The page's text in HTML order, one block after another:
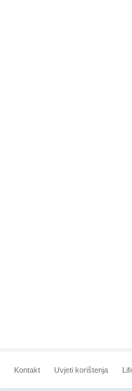
Kontakt Uvjeti korištenja